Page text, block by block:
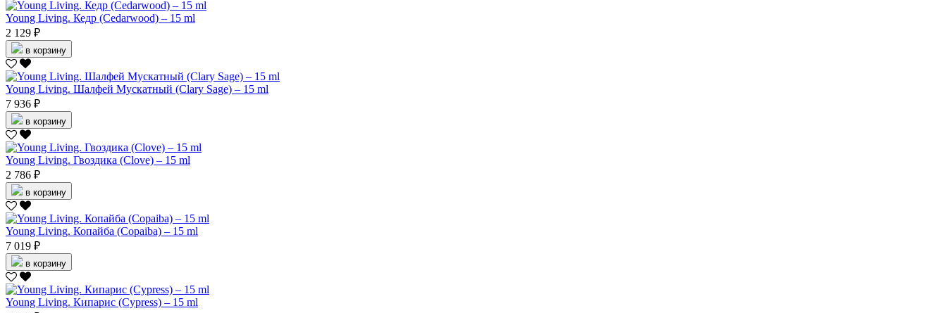
Young Living. Кедр (Cedarwood) – 15 ml
2 129 ₽
в корзину
Young Living. Шалфей Мускатный (Clary Sage) – 15 ml
7 936 ₽
в корзину
Young Living. Гвоздика (Clove) – 15 ml
2 786 ₽
в корзину
Young Living. Копайба (Copaiba) – 15 ml
7 019 ₽
в корзину
Young Living. Кипарис (Cypress) – 15 ml